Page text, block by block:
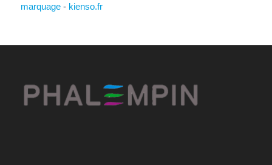
marquage- kienso.fr